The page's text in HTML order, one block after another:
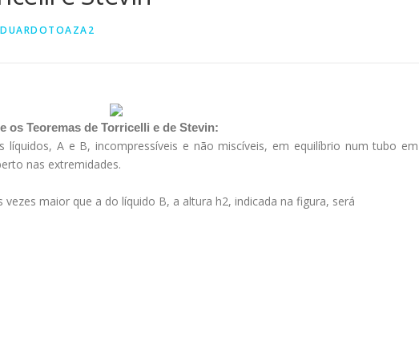
os Teoremas de Torricelli e de Stevin:
líquidos, A e B, incompressíveis e não miscíveis, em equilíbrio num tubo em
nas extremidades.
vezes maior que a do líquido B, a altura h2, indicada na figura, será